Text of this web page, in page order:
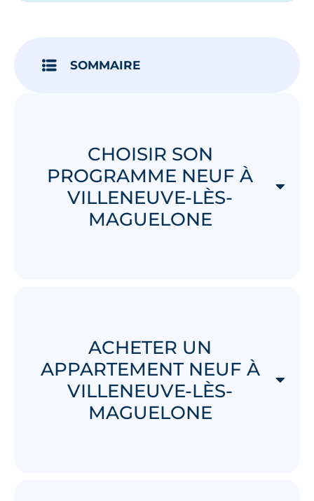
SOMMAIRE
CHOISIR SON
PROGRAMME NEUF À
VILLENEUVE-LÈS-
MAGUELONE
ACHETER UN
APPARTEMENT NEUF À
VILLENEUVE-LÈS-
MAGUELONE